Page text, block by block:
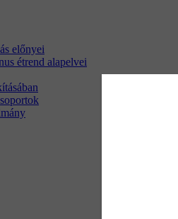
előnyei
étrend alapelvei